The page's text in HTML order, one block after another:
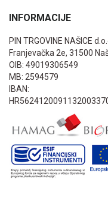
INFORMACIJE
PIN TRGOVINE NAŠICE
Franjevačka 2e, 31500
OIB: 49019306549
MB: 2594579
IBAN: